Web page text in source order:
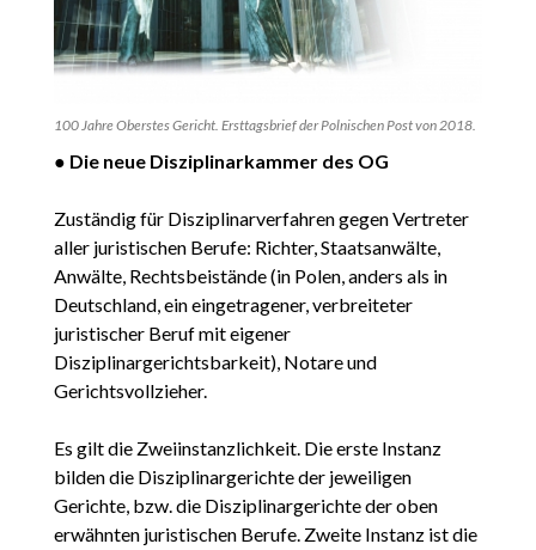
100 Jahre Oberstes Gericht. Ersttagsbrief der Polnischen Post von 2018.
● Die neue Disziplinarkammer des OG
Zuständig für Disziplinarverfahren gegen Vertreter
aller juristischen Berufe: Richter, Staatsanwälte,
Anwälte, Rechtsbeistände (in Polen, anders als in
Deutschland, ein eingetragener, verbreiteter
juristischer Beruf mit eigener
Disziplinargerichtsbarkeit), Notare und
Gerichtsvollzieher.
Es gilt die Zweiinstanzlichkeit. Die erste Instanz
bilden die Disziplinargerichte der jeweiligen
Gerichte, bzw. die Disziplinargerichte der oben
erwähnten juristischen Berufe. Zweite Instanz ist die